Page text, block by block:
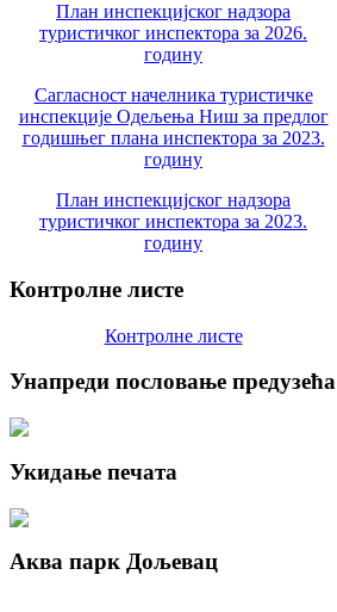
План инспекцијског надзора
туристичког инспектора за 2026.
годину
Сагласност начелника туристичке
инспекције Одељења Ниш за предлог
годишњег плана инспектора за 2023.
годину
План инспекцијског надзора
туристичког инспектора за 2023.
годину
Контролне листе
Контролне листе
Унапреди пословање предузећа
Укидање печата
Аква парк Дољевац